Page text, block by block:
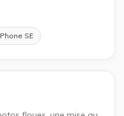
SE